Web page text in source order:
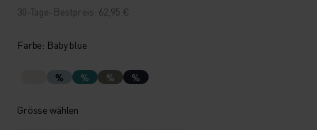
30-Tage-Bestpreis: 62,95 €
Farbe: Baby blue
% % % %
Grösse wählen